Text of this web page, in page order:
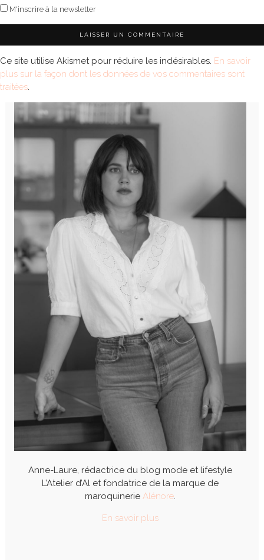
M'inscrire à la newsletter
Ce site utilise Akismet pour réduire les indésirables. En savoir
plus sur la façon dont les données de vos commentaires sont
traitées.
Anne-Laure, rédactrice du blog mode et lifestyle
L’Atelier d’Al et fondatrice de la marque de
maroquinerie Alénore.
En savoir plus